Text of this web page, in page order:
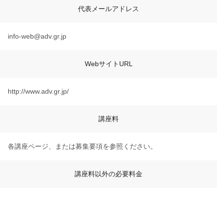
代表メールアドレス
info-web@adv.gr.jp
WebサイトURL
http://www.adv.gr.jp/
講座料
各講座ページ、または募集要項を参照ください。
講座料以外の必要料金